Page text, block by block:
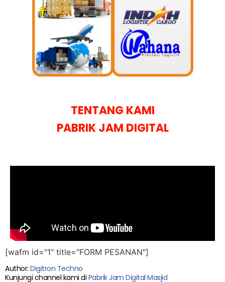
TENTANG KAMI
PABRIK JAM DIGITAL
[wafm id="1" title="FORM PESANAN"]
Author: Digitron Techno
Kunjungi channel kami di Pabrik Jam Digital Masjid